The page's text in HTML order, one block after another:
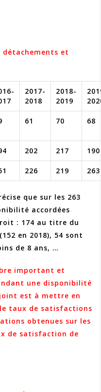
détachements et
2017-
2018
2018-
2019
61 70 68
202 217 190
226 219 263
que sur les 263
accordées
: 174 au titre du
en 2018), 54 sont
de 8 ans, …
important et
une disponibilité
est à mettre en
taux de satisfactions
obtenues sur les
de satisfaction de